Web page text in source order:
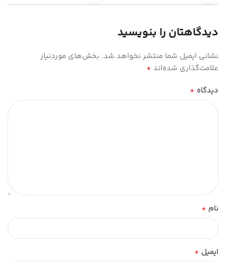
دیدگاهتان را بنویسید
نشانی ایمیل شما منتشر نخواهد شد. بخش‌های موردنیاز
علامت‌گذاری شده‌اند *
دیدگاه *
نام *
ایمیل *